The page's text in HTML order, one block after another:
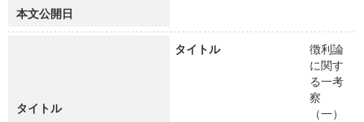
本文公開日
タイトル
タイトル
徴利論
に関す
る一考
察
（一）